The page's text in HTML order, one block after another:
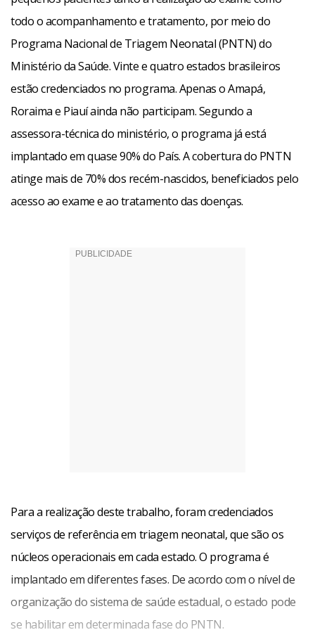
bebê é portador de uma das doenças diagnosticadas no
PNTN, é realizado o trabalho chamado de busca ativa.
Convoca-se a família para uma consulta de orientação e
início do tratamento. Este atendimento é feito por uma
equipe multidisciplinar, garantida também pelo SUS.
Nesse serviço de referência, a equipe mínima obrigatória
inclui profissionais das áreas de pediatria, endocrinologia
pediátrica, nutrição, psicologia e serviço social. “Todos os
serviços do Brasil que foram credenciados têm essa equipe;
exigido”, afirma a assessora do PNTN. Ela ressalta que pelo
todo o acompanhamento e tratamento, por meio do
Programa Nacional de Triagem Neonatal (PNTN) do
Ministério da Saúde. Vinte e quatro estados brasileiros
estão credenciados no programa. Apenas o Amapá,
Roraima e Piauí ainda não participam. Segundo a
assessora-técnica do ministério, o programa já está
implantado em quase 90% do País. A cobertura do PNTN
atinge mais de 70% dos recém-nascidos, beneficiados pelo
acesso ao exame e ao tratamento das doenças.
Para a realização deste trabalho, foram credenciados
serviços de referência em triagem neonatal, que são os
núcleos operacionais em cada estado. O programa é
implantado em diferentes fases. De acordo com o nível de
organização do sistema de saúde estadual, o estado pode
se habilitar em determinada fase do PNTN.